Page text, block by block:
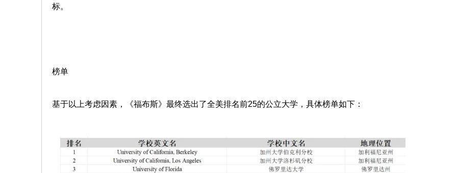
标。
榜单
基于以上考虑因素，《福布斯》最终选出了全美排名前25的公立大学，具体榜单如下：